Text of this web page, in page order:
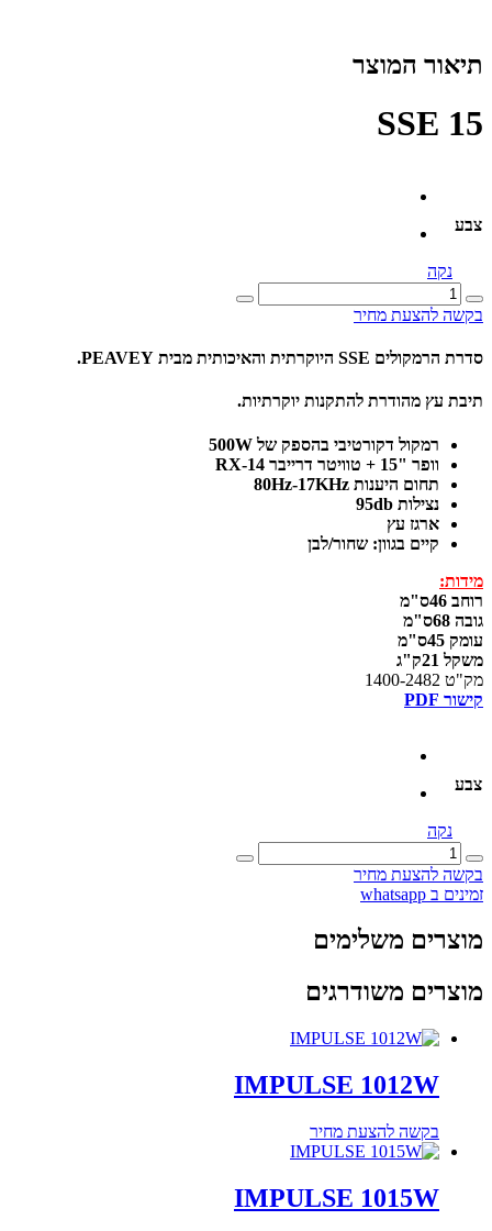
תיאור המוצר
SSE 15
צבע
נקה
כמות
של
15
בקשה להצעת מחיר
סדרת הרמקולים SSE היוקרתית והאיכותית מבית PEAVEY.
תיבת עץ מהודרת להתקנות יוקרתיות.
רמקול דקורטיבי בהספק של 500W
וופר "15 + טוויטר דרייבר RX-14
תחום היענות 80Hz-17KHz
נצילות 95db
ארגז עץ
קיים בגוון: שחור/לבן
מידות:
רוחב 46ס"מ
גובה 68ס"מ
עומק 45ס"מ
משקל 21ק"ג
מק"ט 1400-2482
קישור PDF
צבע
נקה
כמות
של
SSE
בקשה להצעת מחיר
זמינים ב whatsapp
מוצרים משלימים
מוצרים משודרגים
IMPULSE 1012W
בקשה להצעת מחיר
IMPULSE 1015W